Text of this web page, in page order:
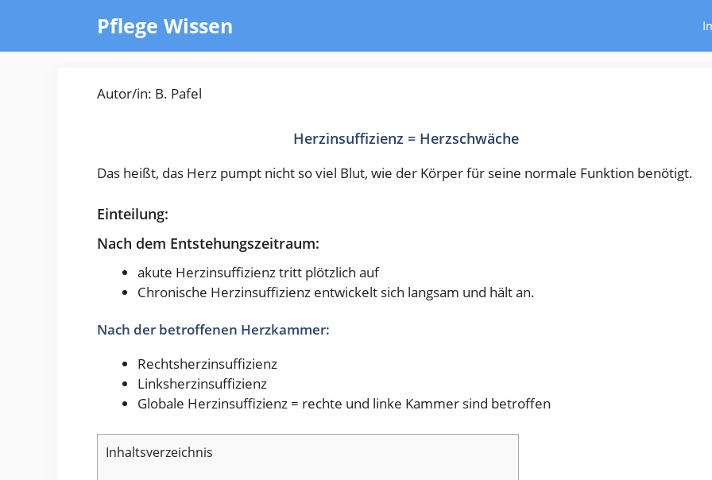
springen
Pflege Wissen
Autor/in: B. Pafel
Herzinsuffizienz = Herzschwäche
Das heißt, das Herz pumpt nicht so viel Blut, wie der Körper für seine normale Funktion benötigt.
Einteilung:
Nach dem Entstehungszeitraum:
akute Herzinsuffizienz tritt plötzlich auf
Chronische Herzinsuffizienz entwickelt sich langsam und hält an.
Nach der betroffenen Herzkammer:
Rechtsherzinsuffizienz
Linksherzinsuffizienz
Globale Herzinsuffizienz = rechte und linke Kammer sind betroffen
Inhaltsverzeichnis